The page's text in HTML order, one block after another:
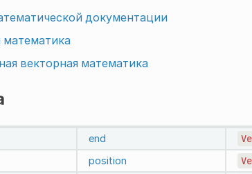
документации
математика
векторная математика
end
position